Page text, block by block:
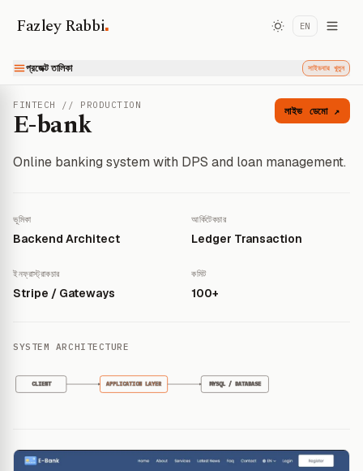
Fazley Rabbi. EN
প্রজেক্ট তালিকা সাইডবার খুলুন
FINTECH // PRODUCTION
E-bank লাইভ ডেমো ↗
Online banking system with DPS and loan management.
ভূমিকা
Backend Architect
আর্কিটেকচার
Ledger Transaction
ইনফ্রাস্ট্রাকচার
Stripe / Gateways
কমিট
100+
SYSTEM ARCHITECTURE
CLIENT APPLICATION LAYER MYSQL / DATABASE